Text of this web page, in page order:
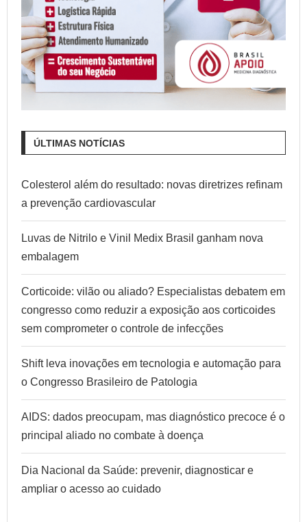
ÚLTIMAS NOTÍCIAS
Colesterol além do resultado: novas diretrizes refinam
a prevenção cardiovascular
Luvas de Nitrilo e Vinil Medix Brasil ganham nova
embalagem
Corticoide: vilão ou aliado? Especialistas debatem em
congresso como reduzir a exposição aos corticoides
sem comprometer o controle de infecções
Shift leva inovações em tecnologia e automação para
o Congresso Brasileiro de Patologia
AIDS: dados preocupam, mas diagnóstico precoce é o
principal aliado no combate à doença
Dia Nacional da Saúde: prevenir, diagnosticar e
ampliar o acesso ao cuidado